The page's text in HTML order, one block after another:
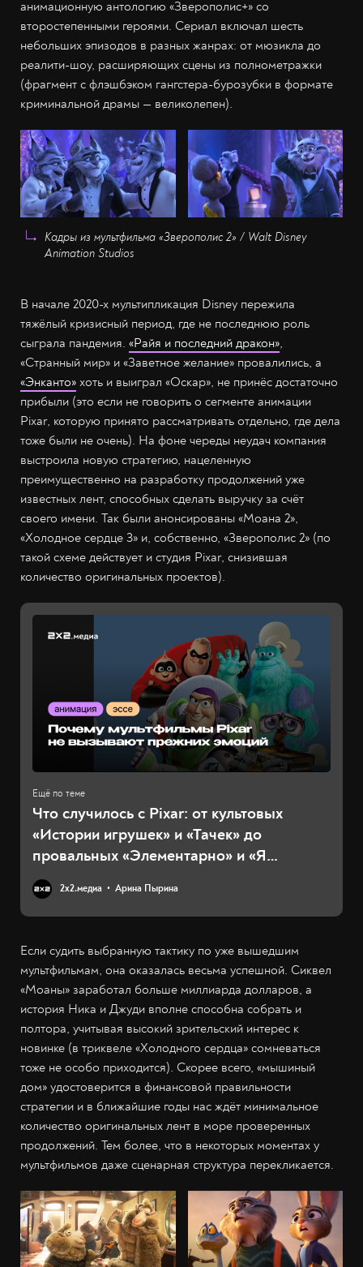
анимационную антологию «Зверополис+» со
второстепенными героями. Сериал включал шесть
небольших эпизодов в разных жанрах: от мюзикла до
реалити-шоу, расширяющих сцены из полнометражки
(фрагмент с флэшбэком гангстера-бурозубки в формате
криминальной драмы — великолепен).
Кадры из мультфильма «Зверополис 2» / Walt Disney
Animation Studios
В начале 2020-х мультипликация Disney пережила
тяжёлый кризисный период, где не последнюю роль
сыграла пандемия. «Райя и последний дракон»,
«Странный мир» и «Заветное желание» провалились, а
«Энканто» хоть и выиграл «Оскар», не принёс достаточно
прибыли (это если не говорить о сегменте анимации
Pixar, которую принято рассматривать отдельно, где дела
тоже были не очень). На фоне череды неудач компания
выстроила новую стратегию, нацеленную
преимущественно на разработку продолжений уже
известных лент, способных сделать выручку за счёт
своего имени. Так были анонсированы «Моана 2»,
«Холодное сердце 3» и, собственно, «Зверополис 2» (по
такой схеме действует и студия Pixar, снизившая
количество оригинальных проектов).
Что случилось с Pixar: от культовых
«Истории игрушек» и «Тачек» до
провальных «Элементарно» и «Я
краснею»
2х2.медиа Арина Пырина
Если судить выбранную тактику по уже вышедшим
мультфильмам, она оказалась весьма успешной. Сиквел
«Моаны» заработал больше миллиарда долларов, а
история Ника и Джуди вполне способна собрать и
полтора, учитывая высокий зрительский интерес к
новинке (в триквеле «Холодного сердца» сомневаться
тоже не особо приходится). Скорее всего, «мышиный
дом» удостоверится в финансовой правильности
стратегии и в ближайшие годы нас ждёт минимальное
количество оригинальных лент в море проверенных
продолжений. Тем более, что в некоторых моментах у
мультфильмов даже сценарная структура перекликается.